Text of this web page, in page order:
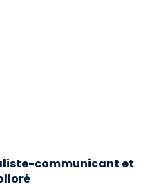
communicant et